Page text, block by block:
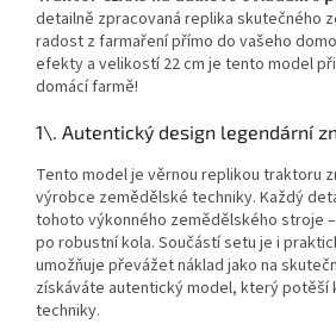
detailně zpracovaná replika skutečného
radost z farmaření přímo do vašeho
efekty a velikostí 22 cm je tento model
domácí farmě!
1\. Autentický design legendární
Tento model je věrnou replikou traktoru
výrobce zemědělské techniky. Každý
tohoto výkonného zemědělského stroje
po robustní kola. Součástí setu je i
umožňuje převážet náklad jako na
získáváte autentický model, který potěší
techniky.